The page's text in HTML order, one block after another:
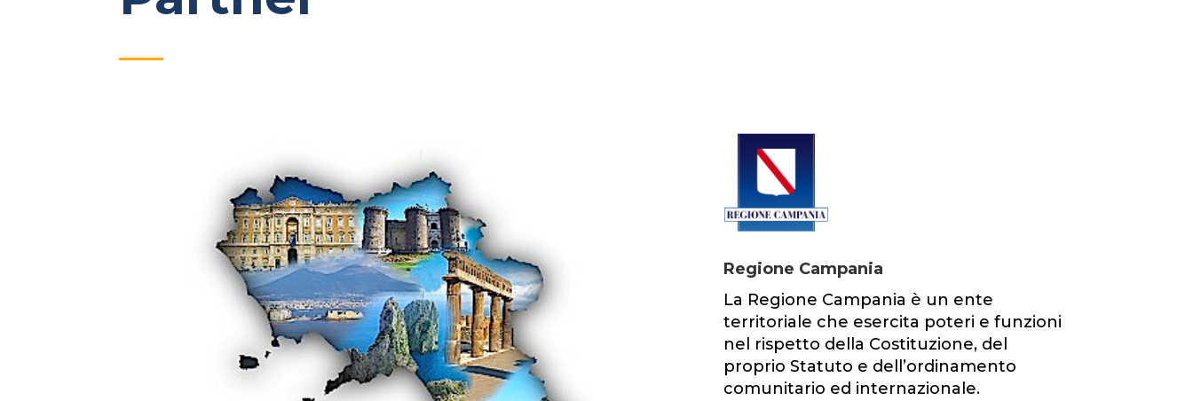
Regione Campania
La Regione Campania è un ente
territoriale che esercita poteri e funzioni
nel rispetto della Costituzione, del
proprio Statuto e dell’ordinamento
comunitario ed internazionale.